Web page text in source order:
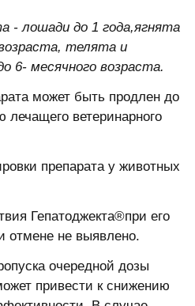
- лошади до 1 года,ягнята
телята и
6- месячного возраста.
может быть продлен до
ветеринарного
препарата у животных
Гепатоджекта®при его
отмене не выявлено.
очередной дозы
привести к снижению